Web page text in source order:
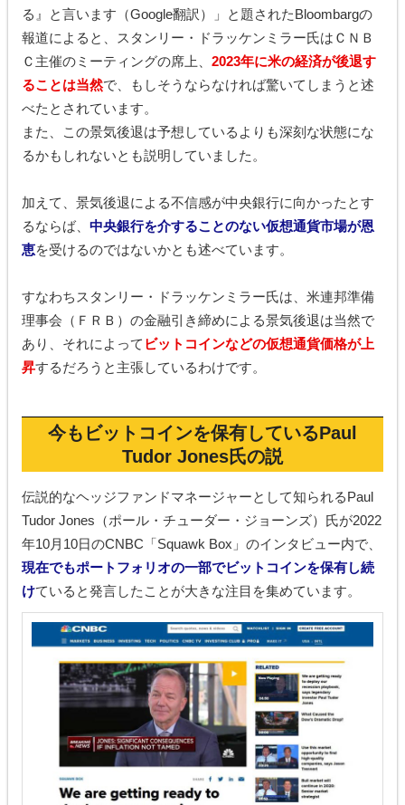
る』と言います（Google翻訳）」と題されたBloombargの
報道によると、スタンリー・ドラッケンミラー氏はＣＮＢ
Ｃ主催のミーティングの席上、 2023年に米の経済が後退す
ることは当然で、もしそうならなければ驚いてしまうと述
べたとされています。
また、この景気後退は予想しているよりも深刻な状態にな
るかもしれないとも説明していました。
加えて、景気後退による不信感が中央銀行に向かったとす
るならば、 中央銀行を介することのない仮想通貨市場が恩
恵を受けるのではないかとも述べています。
すなわちスタンリー・ドラッケンミラー氏は、米連邦準備
理事会（ＦＲＢ）の金融引き締めによる景気後退は当然で
あり、それによって ビットコインなどの仮想通貨価格が上
昇するだろうと主張しているわけです。
今もビットコインを保有しているPaul
Tudor Jones氏の説
伝説的なヘッジファンドマネージャーとして知られるPaul
Tudor Jones（ポール・チューダー・ジョーンズ）氏が2022
年10月10日のCNBC「Squawk Box」のインタビュー内で、
現在でもポートフォリオの一部でビットコインを保有し続
けていると発言したことが大きな注目を集めています。